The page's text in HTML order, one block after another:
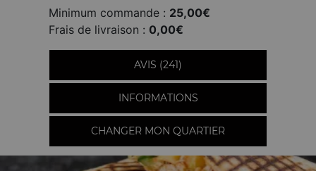
Minimum commande : 25,00€
Frais de livraison : 0,00€
AVIS (241)
INFORMATIONS
CHANGER MON QUARTIER